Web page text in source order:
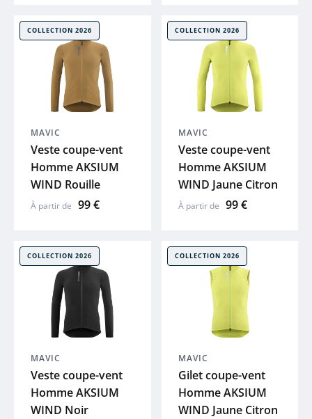
SHIMANO
THULE
ABUS
R RAYMON
COLLECTION 2026
MAVIC
Veste coupe-vent
Homme AKSIUM
WIND Rouille
À partir de 99 €
COLLECTION 2026
MAVIC
Veste coupe-vent
Homme AKSIUM
WIND Jaune Citron
À partir de 99 €
COLLECTION 2026
MAVIC
Veste coupe-vent
Homme AKSIUM
WIND Noir
COLLECTION 2026
MAVIC
Gilet coupe-vent
Homme AKSIUM
WIND Jaune Citron